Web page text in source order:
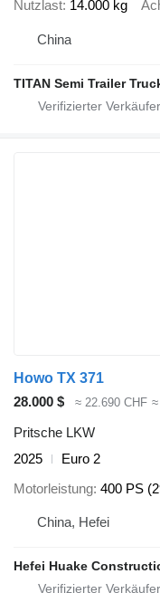
Nutzlast 14.000 kg
China
TITAN Semi Trailer
Howo TX 371
28.000 $
≈ 22.690 CHF
Pritsche LKW
2025
Euro 2
Motorleistung 400 PS
China, Hefei
Hefei Huake